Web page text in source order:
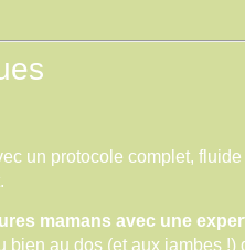
un protocole complet,
mamans avec une
bien au dos (et aux jambes !)